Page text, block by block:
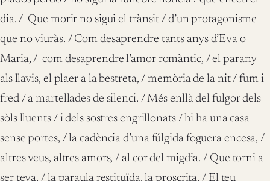
dia. / Que morir no sigui el trànsit / d’un protagonisme
que no viuràs. / Com desaprendre tants anys d’Eva o
Maria, / com desaprendre l’amor romàntic, / el parany
als llavis, el plaer a la bestreta, / memòria de la nit / fum i
fred / a martellades de silenci. / Més enllà del fulgor dels
sòls lluents / i dels sostres engrillonats / hi ha una casa
sense portes, / la cadència d’una fúlgida foguera encesa, /
altres veus, altres amors, / al cor del migdia. / Que torni a
ser teva, / la paraula restituïda, la proscrita. / El teu